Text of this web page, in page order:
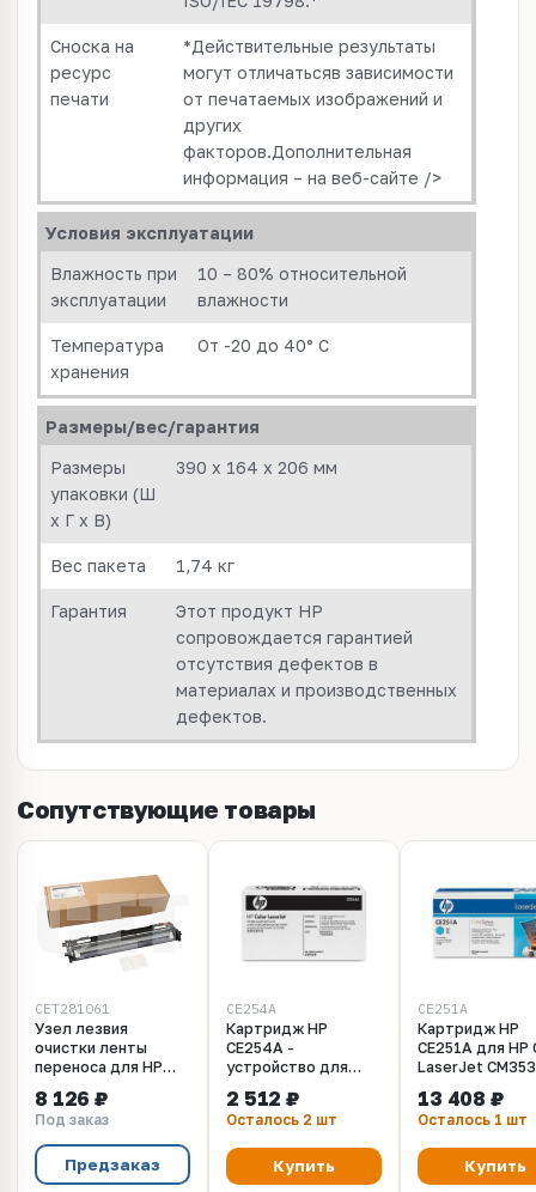
Сноска на
ресурс
печати
*Действительные результаты
могут отличатьсяв зависимости
от печатаемых изображений и
других
факторов.Дополнительная
информация – на веб-сайте />
Условия эксплуатации
Влажность при
эксплуатации
10 – 80% относительной
влажности
Температура
хранения
От -20 до 40° C
Размеры/вес/гарантия
Размеры
упаковки (Ш
x Г x В)
390 x 164 x 206 мм
Вес пакета 1,74 кг
Гарантия
Этот продукт HP
сопровождается гарантией
отсутствия дефектов в
материалах и производственных
дефектов.
Сопутствующие товары
CET281061
Узел лезвия
очистки ленты
переноса для HP
CM3530/CP3525
(CET), CET281061
8 126 ₽
Под заказ
Предзаказ
CE254A
Картридж HP
CE254A -
устройство для
HP Color LaserJet
CM3530, CM3530fs,
CP3525dn, CP3525n,
CP3525x
2 512 ₽
Осталось 2 шт
Купить
CE251A
Картридж HP
CE251A для HP
LaserJet
CP3525dn,
CP3525x
7000 стр.)
13 408 ₽
Осталось 1 шт
Купить